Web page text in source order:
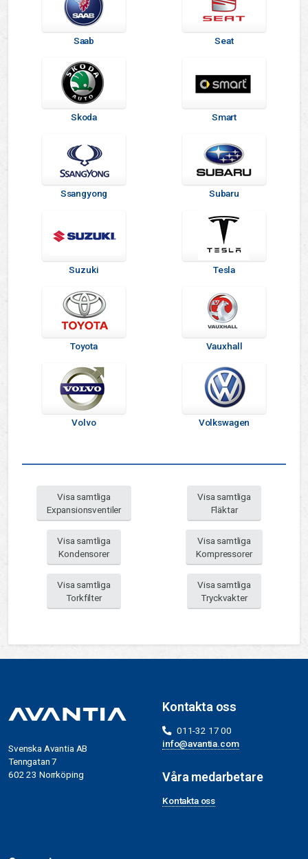
Saab Seat
Skoda Smart
Ssangyong Subaru
Suzuki Tesla
Toyota Vauxhall
Volvo Volkswagen
Visa samtliga
Expansionsventiler
Visa samtliga
Fläktar
Visa samtliga
Kondensorer
Visa samtliga
Kompressorer
Visa samtliga
Torkfilter
Visa samtliga
Tryckvakter
Svenska Avantia AB
Tenngatan 7
602 23 Norrköping
Kontakta oss
011-32 17 00
info@avantia.com
Våra medarbetare
Kontakta oss